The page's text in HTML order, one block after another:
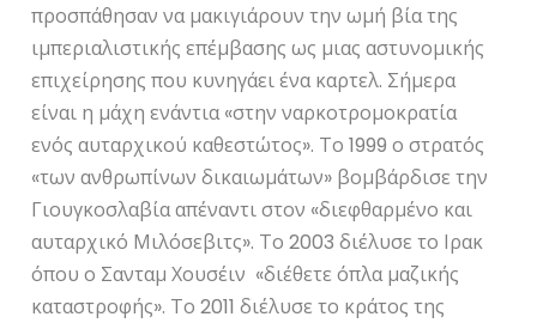
προσπάθησαν να μακιγιάρουν την ωμή βία της
ιμπεριαλιστικής επέμβασης ως μιας αστυνομικής
επιχείρησης που κυνηγάει ένα καρτελ. Σήμερα
είναι η μάχη ενάντια «στην ναρκοτρομοκρατία
ενός αυταρχικού καθεστώτος». Το 1999 ο στρατός
«των ανθρωπίνων δικαιωμάτων» βομβάρδισε την
Γιουγκοσλαβία απέναντι στον «διεφθαρμένο και
αυταρχικό Μιλόσεβιτς». Το 2003 διέλυσε το Ιρακ
όπου ο Σανταμ Χουσέιν «διέθετε όπλα μαζικής
καταστροφής». Το 2011 διέλυσε το κράτος της